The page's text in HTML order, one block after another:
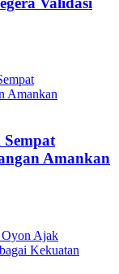
Amankan